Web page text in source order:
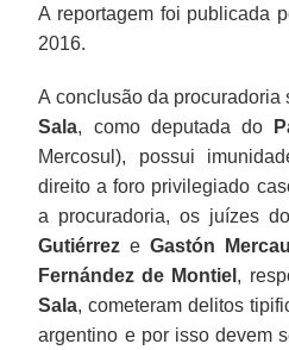
A reportagem foi publicada
2016.
A conclusão da procuradoria
Sala, como deputada do
Mercosul), possui
direito a foro privilegiado
a procuradoria, os juízes
Gutiérrez e Gastón Mercau
Fernández de Montiel ,
Sala, cometeram delitos
argentino e por isso devem